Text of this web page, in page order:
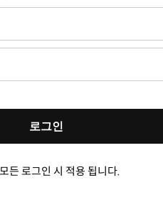
로그인
든 로그인 시 적용 됩니다.